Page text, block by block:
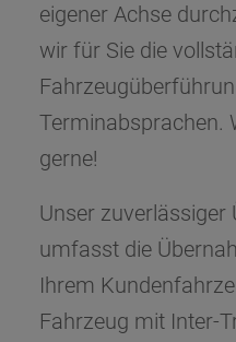
eigener Achse
wir für Sie die
Terminabsprachen.
gerne!
Unser
umfasst die
Ihrem
Fahrzeug mit Inter-